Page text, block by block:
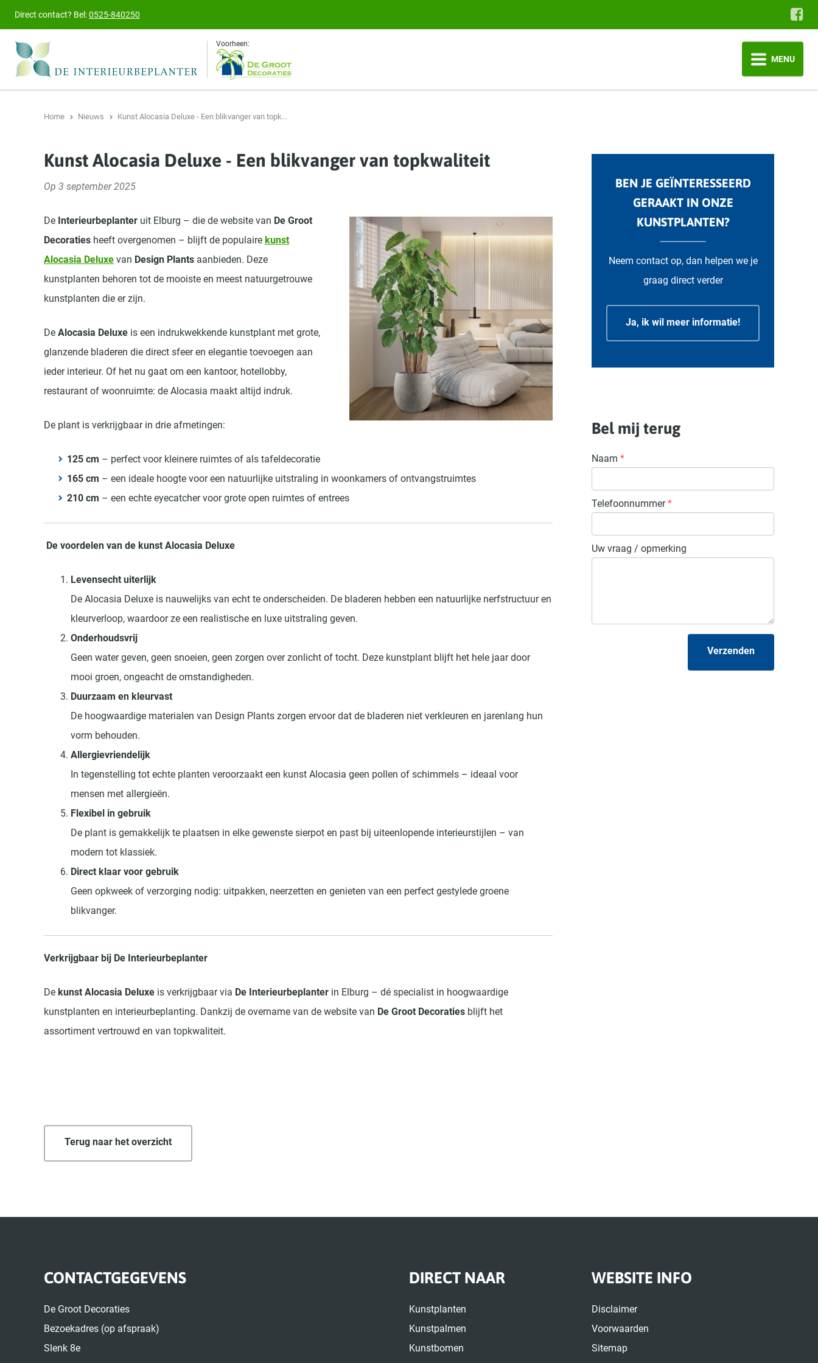
Direct contact? Bel:0525-840250
Voorheen:
MENU
Home Nieuws Kunst Alocasia Deluxe - Een blikvanger van topk...
Kunst Alocasia Deluxe - Een blikvanger van topkwaliteit
Op 3 september 2025
De Interieurbeplanter uit Elburg – die de website van De Groot
Decoraties heeft overgenomen – blijft de populaire kunst
Alocasia Deluxe van Design Plants aanbieden. Deze
kunstplanten behoren tot de mooiste en meest natuurgetrouwe
kunstplanten die er zijn.
De Alocasia Deluxe is een indrukwekkende kunstplant met grote,
glanzende bladeren die direct sfeer en elegantie toevoegen aan
ieder interieur. Of het nu gaat om een kantoor, hotellobby,
restaurant of woonruimte: de Alocasia maakt altijd indruk.
De plant is verkrijgbaar in drie afmetingen:
125 cm – perfect voor kleinere ruimtes of als tafeldecoratie
165 cm – een ideale hoogte voor een natuurlijke uitstraling in woonkamers of ontvangstruimtes
210 cm – een echte eyecatcher voor grote open ruimtes of entrees
De voordelen van de kunst Alocasia Deluxe
Levensecht uiterlijk
De Alocasia Deluxe is nauwelijks van echt te onderscheiden. De bladeren hebben een natuurlijke nerfstructuur en
kleurverloop, waardoor ze een realistische en luxe uitstraling geven.
Onderhoudsvrij
Geen water geven, geen snoeien, geen zorgen over zonlicht of tocht. Deze kunstplant blijft het hele jaar door
mooi groen, ongeacht de omstandigheden.
Duurzaam en kleurvast
De hoogwaardige materialen van Design Plants zorgen ervoor dat de bladeren niet verkleuren en jarenlang hun
vorm behouden.
Allergievriendelijk
In tegenstelling tot echte planten veroorzaakt een kunst Alocasia geen pollen of schimmels – ideaal voor
mensen met allergieën.
Flexibel in gebruik
De plant is gemakkelijk te plaatsen in elke gewenste sierpot en past bij uiteenlopende interieurstijlen – van
modern tot klassiek.
Direct klaar voor gebruik
Geen opkweek of verzorging nodig: uitpakken, neerzetten en genieten van een perfect gestylede groene
blikvanger.
Verkrijgbaar bij De Interieurbeplanter
De kunst Alocasia Deluxe is verkrijgbaar via De Interieurbeplanter in Elburg – dé specialist in hoogwaardige
kunstplanten en interieurbeplanting. Dankzij de overname van de website van De Groot Decoraties blijft het
assortiment vertrouwd en van topkwaliteit.
Terug naar het overzicht
BEN JE GEÏNTERESSEERD
GERAAKT IN ONZE
KUNSTPLANTEN?
Neem contact op, dan helpen we je
graag direct verder
Ja, ik wil meer informatie!
Bel mij terug
Naam *
Telefoonnummer*
Uw vraag / opmerking
Verzenden
CONTACTGEGEVENS
De Groot Decoraties
Bezoekadres (op afspraak)
Slenk 8e
DIRECT NAAR
Kunstplanten
Kunstpalmen
Kunstbomen
WEBSITE INFO
Disclaimer
Voorwaarden
Sitemap